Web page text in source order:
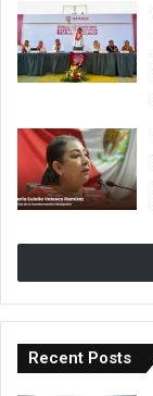
Recent Posts